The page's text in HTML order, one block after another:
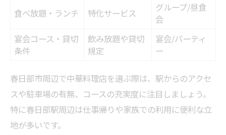
食べ放題・ランチ 特化サービス
グループ/昼食
会
宴会コース・貸切
条件
飲み放題や貸切
規定
宴会/パーティ
ー
春日部市周辺で中華料理店を選ぶ際は、駅からのアクセ
スや駐車場の有無、コースの充実度に注目しましょう。
特に春日部駅周辺は仕事帰りや家族での利用に便利な立
地が多いです。